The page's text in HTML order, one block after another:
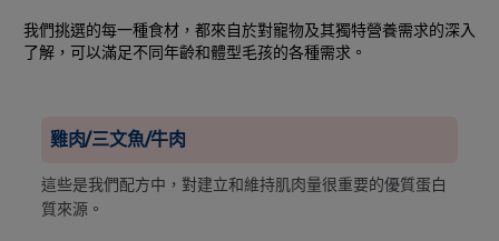
我們挑選的每一種食材，都來自於對寵物及其獨特營養需求的深入
了解，可以滿足不同年齡和體型毛孩的各種需求。
雞肉/三文魚/牛肉
這些是我們配方中，對建立和維持肌肉量很重要的優質蛋白
質來源。